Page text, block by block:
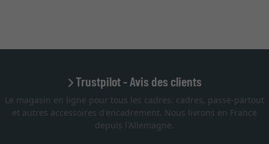
Trustpilot - Avis des clients
Le magasin en ligne pour tous les cadres: cadres, passe-partout
et autres accessoires d'encadrement. Nous livrons en France
depuis l'Allemagne.